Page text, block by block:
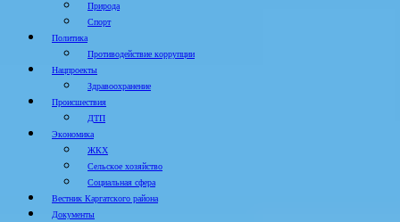
Природа
Спорт
Политика
Противодействие коррупции
Нацпроекты
Здравоохранение
Происшествия
ДТП
Экономика
ЖКХ
Сельское хозяйство
Социальная сфера
Вестник Каргатского района
Документы